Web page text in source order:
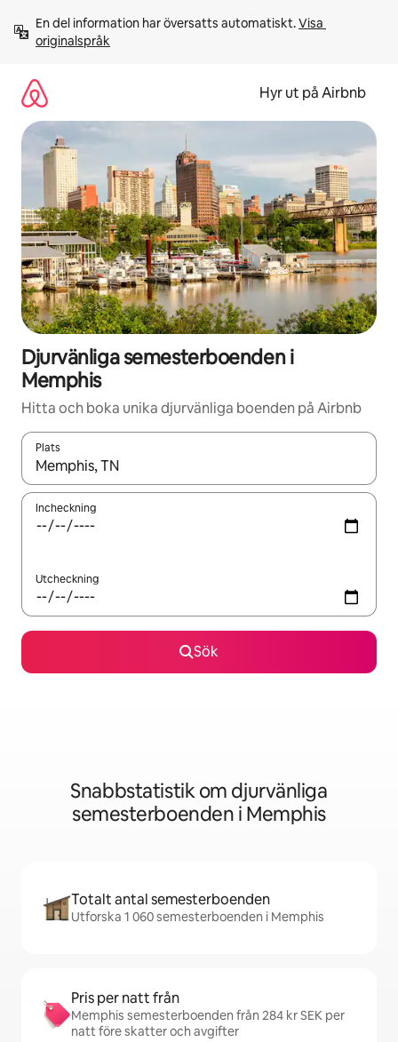
innehåll
En del information har översatts automatiskt. Visa
originalspråk
Hyr ut på Airbnb
Djurvänliga semesterboenden i
Memphis
Hitta och boka unika djurvänliga boenden på Airbnb
Plats
När resultaten är tillgängliga kan du navigera med upp- och
Incheckning
Utcheckning
Sök
Snabbstatistik om djurvänliga
semesterboenden i Memphis
Totalt antal semesterboenden
Utforska 1 060 semesterboenden i Memphis
Pris per natt från
Memphis semesterboenden från 284 kr SEK per
natt före skatter och avgifter